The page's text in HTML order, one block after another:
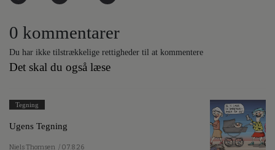
0 kommentarer
Du har ikke tilstrækkelige rettigheder til at kommentere
Det skal du også læse
Tegning
Ugens Tegning
Niels Thomsen / 07.8.26